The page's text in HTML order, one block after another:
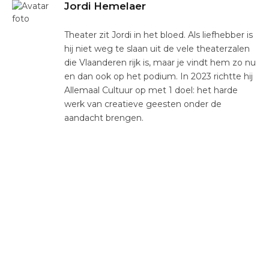
Jordi Hemelaer
Theater zit Jordi in het bloed. Als liefhebber is
hij niet weg te slaan uit de vele theaterzalen
die Vlaanderen rijk is, maar je vindt hem zo nu
en dan ook op het podium. In 2023 richtte hij
Allemaal Cultuur op met 1 doel: het harde
werk van creatieve geesten onder de
aandacht brengen.